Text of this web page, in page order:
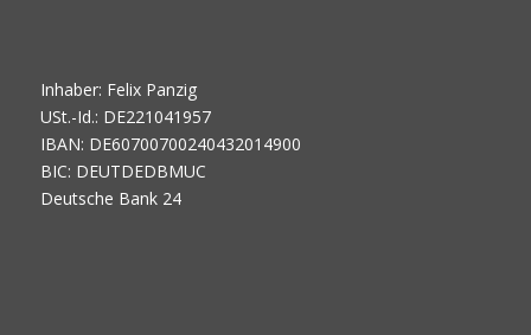
Inhaber: Felix Panzig
USt.-Id.: DE221041957
IBAN: DE60700700240432014900
BIC: DEUTDEDBMUC
Deutsche Bank 24